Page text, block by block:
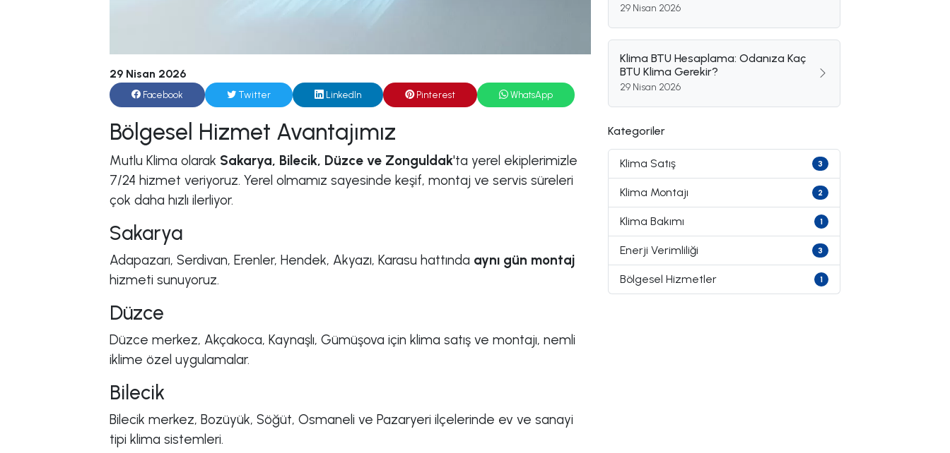
29 Nisan 2026
Facebook Twitter LinkedIn Pinterest WhatsApp
Bölgesel Hizmet Avantajımız
Mutlu Klima olarak Sakarya, Bilecik, Düzce ve Zonguldak'ta yerel ekiplerimizle
7/24 hizmet veriyoruz. Yerel olmamız sayesinde keşif, montaj ve servis süreleri
çok daha hızlı ilerliyor.
Sakarya
Adapazarı, Serdivan, Erenler, Hendek, Akyazı, Karasu hattında aynı gün montaj
hizmeti sunuyoruz.
Düzce
Düzce merkez, Akçakoca, Kaynaşlı, Gümüşova için klima satış ve montajı, nemli
iklime özel uygulamalar.
Bilecik
Bilecik merkez, Bozüyük, Söğüt, Osmaneli ve Pazaryeri ilçelerinde ev ve sanayi
tipi klima sistemleri.
29 Nisan 2026
Klima BTU Hesaplama: Odanıza Kaç
BTU Klima Gerekir?
29 Nisan 2026
Kategoriler
Klima Satış 3
Klima Montajı 2
Klima Bakımı 1
Enerji Verimliliği 3
Bölgesel Hizmetler 1